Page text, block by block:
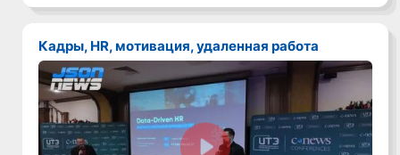
Кадры, HR, мотивация, удаленная работа